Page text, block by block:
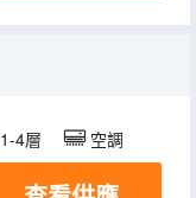
1-4層 空調
冰箱